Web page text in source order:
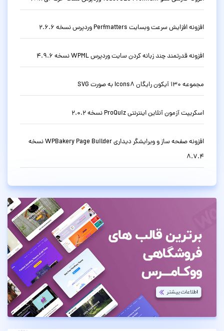
افزونه افزایش سرعت وبسایت Perfmatters وردپرس نسخه 2.6.6
افزونه قدرتمند چند زبانه کردن سایت وردپرس WPML نسخه 4.9.6
مجموعه 130 آیکون رایگان Icons8 به صورت SVG
اسکریپت آزمون آنلاین اینترنتی ProQuiz نسخه 2.0.2
افزونه صفحه ساز و ویرایشگر دیداری WPBakery Page Builder نسخه
8.7.4